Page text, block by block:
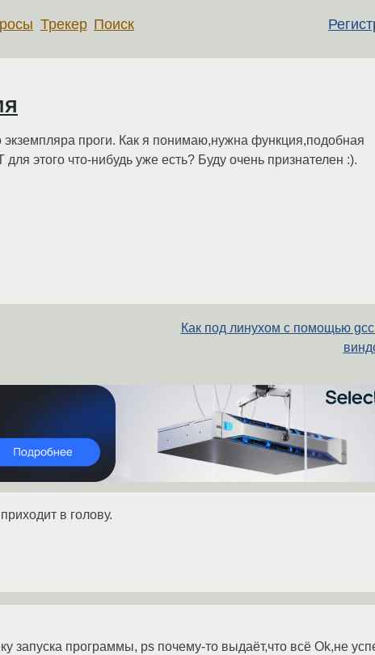
Трекер Поиск
экземпляра проги. Как я понимаю,нужна функция,подобная
этого что-нибудь уже есть? Буду очень признателен :).
Как под линухом с помощью
в голову.
программы, ps почему-то выдаёт,что всё Ok,не